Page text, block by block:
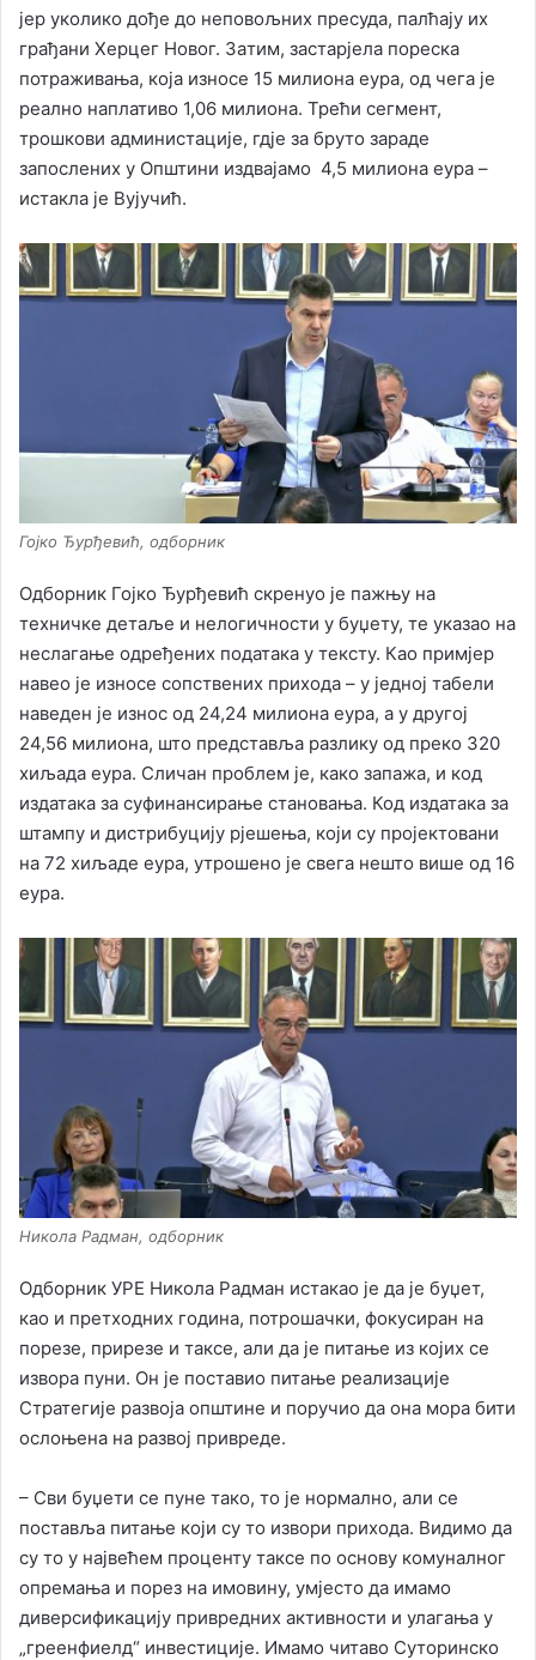
јер уколико дође до неповољних пресуда, палћају их
грађани Херцег Новог. Зaтим, застарјела пореска
потраживања, која износе 15 милиона еура, од чега је
реално наплативо 1,06 милиона. Трећи сегмент,
трошкови администације, гдје за бруто зараде
запослених у Општини издвајамо 4,5 милиона еура –
истакла је Вујучић.
Гојко Ђурђевић, одборник
Одборник Гојко Ђурђевић скренуо је пажњу на
техничке детаље и нелогичности у буџету, те указао на
неслагање одређених података у тексту. Као примјер
навео је износе сопствених прихода – у једној табели
наведен је износ од 24,24 милиона еура, а у другој
24,56 милиона, што представља разлику од преко 320
хиљада еура. Сличан проблем је, како запажа, и код
издатака за суфинансирање становања. Код издатака за
штампу и дистрибуцију рјешења, који су пројектовани
на 72 хиљаде еура, утрошено је свега нешто више од 16
еура.
Никола Радман, одборник
Одборник УРЕ Никола Радман истакао је да је буџет,
као и претходних година, потрошачки, фокусиран на
порезе, прирезе и таксе, али да је питање из којих се
извора пуни. Он је поставио питање реализације
Стратегије развоја општине и поручио да она мора бити
ослоњена на развој привреде.
– Сви буџети се пуне тако, то је нормално, али се
поставља питање који су то извори прихода. Видимо да
су то у највећем проценту таксе по основу комуналног
опремања и порез на имовину, умјесто да имамо
диверсификацију привредних активности и улагања у
„греенфиелд“ инвестиције. Имамо читаво Суторинско